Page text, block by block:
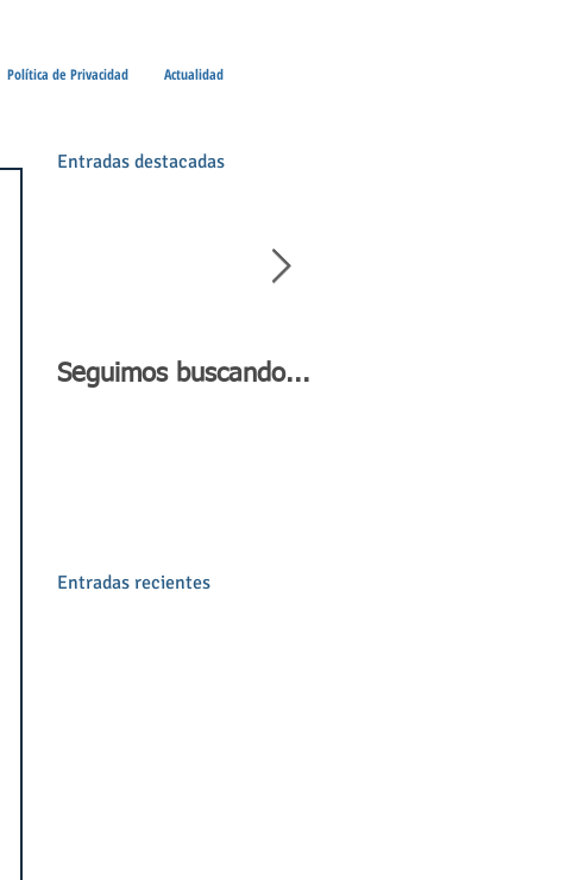
Política de Privacidad Actualidad
Entradas destacadas
Seguimos buscando...
Entradas recientes